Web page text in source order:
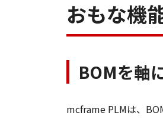
おもな機
BOMを軸
mcframe PLMは、